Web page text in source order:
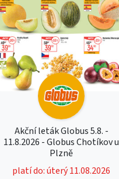
Akční leták Globus 5.8. -
11.8.2026 - Globus Chotíkov u
Plzně
platí do: úterý 11.08.2026